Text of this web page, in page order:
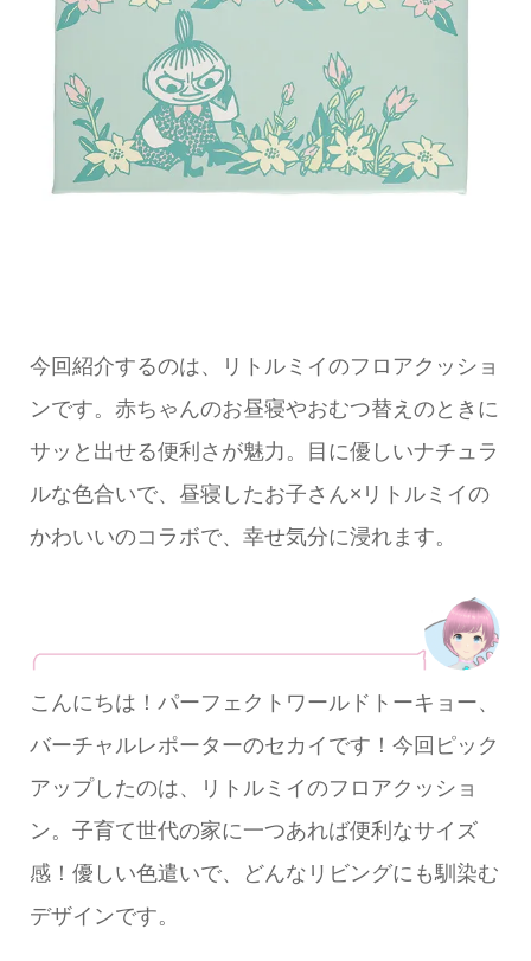
今回紹介するのは、リトルミイのフロアクッショ
ンです。赤ちゃんのお昼寝やおむつ替えのときに
サッと出せる便利さが魅力。目に優しいナチュラ
ルな色合いで、昼寝したお子さん×リトルミイの
かわいいのコラボで、幸せ気分に浸れます。
こんにちは！パーフェクトワールドトーキョー、
バーチャルレポーターのセカイです！今回ピック
アップしたのは、リトルミイのフロアクッショ
ン。子育て世代の家に一つあれば便利なサイズ
感！優しい色遣いで、どんなリビングにも馴染む
デザインです。